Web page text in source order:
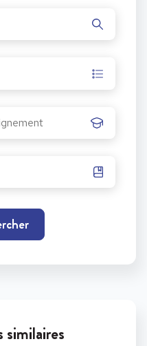
du Canada 2025 de
similaires